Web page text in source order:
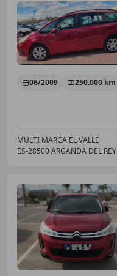
06/2009 250.000 km
MULTI MARCA EL VALLE
ES-28500 ARGANDA DEL REY